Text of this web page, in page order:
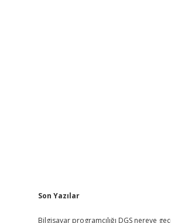
Sidebar
Son Yazılar
Bilgisayar programcılığı DGS nereye